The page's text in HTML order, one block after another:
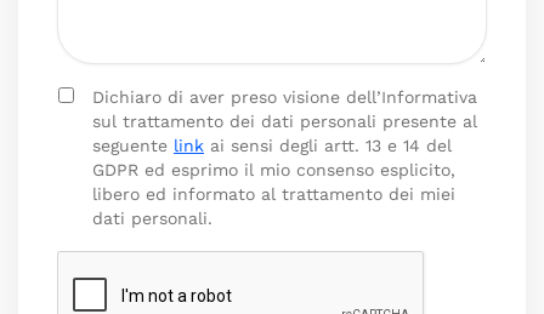
Dichiaro di aver preso visione dell’Informativa
sul trattamento dei dati personali presente al
seguente link ai sensi degli artt. 13 e 14 del
GDPR ed esprimo il mio consenso esplicito,
libero ed informato al trattamento dei miei
dati personali.